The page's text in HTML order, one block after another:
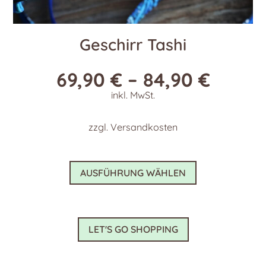
Geschirr Tashi
69,90€ – 84,90€
inkl. MwSt.
zzgl. Versandkosten
AUSFÜHRUNG WÄHLEN
Dieses
weist
LET'S GO SHOPPING